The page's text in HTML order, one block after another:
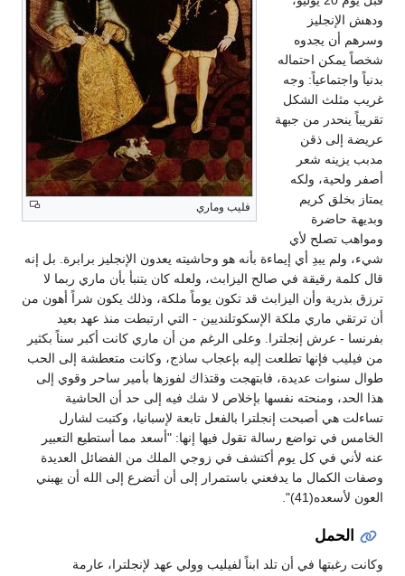
فليب وماري
ودهش الإنجليز
وسرهم أن يجدوه
شخصاً يمكن احتماله
بدنياً واجتماعياً: وجه
غريب مثلث الشكل
تقريباً ينحدر من جبهة
عريضة إلى ذقن
مدبب يزينه شعر
أصفر ولحية، ولكه
يمتاز بخلق كريم
وبديهة حاضرة
ومواهب تصلح لأي
شيء، ولم يبدِ أي إيماءة بأنه هو وحاشيته يعدون الإنجليز برابرة. بل إنه
قال كلمة رقيقة في صالح اليزابث، ولعله كان يتنبأ بأن ماري ربما لا
ترزق بذرية وأن اليزابث قد تكون يوماً ملكة، وذلك يكون شراً أهون من
أن ترتقي ماري ملكة الإسكوتلنديين - التي ارتبطت منذ عهد بعيد
بفرنسا - عرش إنجلترا. وعلى الرغم من أن ماري كانت أكبر سناً بكثير
من فيليب فإنها تطلعت إليه بإعجاب ساذج، وكانت متعطشة إلى الحب
طوال سنوات عديدة، فابتهجت وقتذاك لفوزها بأمير ساحر وقوي إلى
هذا الحد، ومنحته نفسها بإخلاص لا شك فيه إلى حد أن الحاشية
تساءلت هي أصبحت إنجلترا بالفعل تابعة لإسبانيا، وكتبت لشارل
الخامس في تواضع رسالة تقول فيها إنها: "أسعد مما أستطيع التعبير
عنه لأني في كل يوم أكتشف في زوجي الملك من الفضائل العديدة
وصفات الكمال ما يدفعني باستمرار إلى أن أتضرع إلى الله أن يهبني
العون لأسعده(41)".
الحمل
وكانت رغبتها في أن تلد ابناً لفيليب وولي عهد لإنجلترا، عارمة